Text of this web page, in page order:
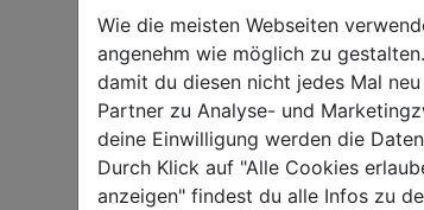
Premium-
e DSM 300 D
0.0 (0)
Wie die meisten Webseiten
angenehm wie möglich zu
damit du diesen nicht jedes Mal
Partner zu Analyse- und
deine Einwilligung werden die
Durch Klick auf "Alle Cookies
anzeigen" findest du alle Infos zu